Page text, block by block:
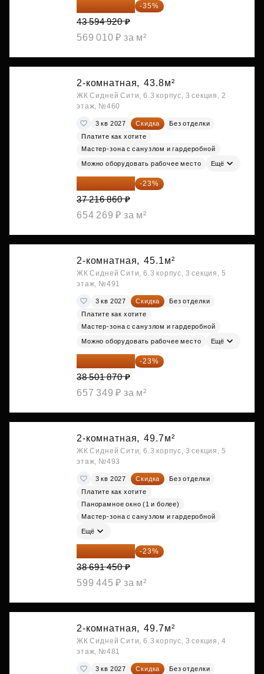
28 336 698 ₽ -35%
43 594 920 ₽
569 010 ₽ за м²
2-комнатная, 43.8м²
ЖК Сидней Сити, 6.3 корпус, 3 секция, 2
этаж, №460
3 кв 2027 Скидка
Без отделки
Платите как хотите
Мастер-зона с санузлом и гардеробной
Можно оборудовать рабочее место Ещё
28 656 982 ₽ -23%
37 216 860 ₽
654 269 ₽ за м²
2-комнатная, 45.1м²
ЖК Сидней Сити, 6.3 корпус, 3 секция, 5
этаж, №491
3 кв 2027 Скидка
Без отделки
Платите как хотите
Мастер-зона с санузлом и гардеробной
Можно оборудовать рабочее место Ещё
29 646 440 ₽ -23%
38 501 870 ₽
657 349 ₽ за м²
2-комнатная, 49.7м²
ЖК Сидней Сити, 6.3 корпус, 3 секция, 5
этаж, №493
3 кв 2027 Скидка
Без отделки
Платите как хотите
Панорамное окно (1 и более)
Мастер-зона с санузлом и гардеробной
Ещё
29 792 417 ₽ -23%
38 691 450 ₽
599 445 ₽ за м²
2-комнатная, 49.7м²
ЖК Сидней Сити, 6.3 корпус, 3 секция, 4
этаж, №481
3 кв 2027 Скидка Без отделки